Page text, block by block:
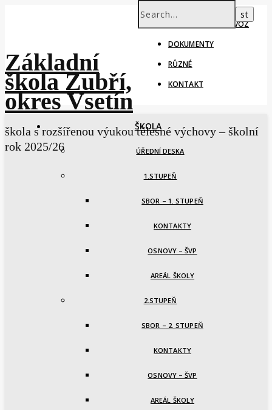
ŠKOLNÍ ROK – PROVOZ
DOKUMENTY
RŮZNÉ
KONTAKT
Základní
škola Zubří,
okres Vsetín
škola s rozšířenou výukou tělesné výchovy – školní
rok 2025/26
ŠKOLA
ÚŘEDNÍ DESKA
1.STUPEŇ
SBOR – 1. STUPEŇ
KONTAKTY
OSNOVY – ŠVP
AREÁL ŠKOLY
2.STUPEŇ
SBOR – 2. STUPEŇ
KONTAKTY
OSNOVY – ŠVP
AREÁL ŠKOLY